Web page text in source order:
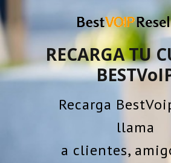
RECARGA TU
Recarga
llama
a clientes,